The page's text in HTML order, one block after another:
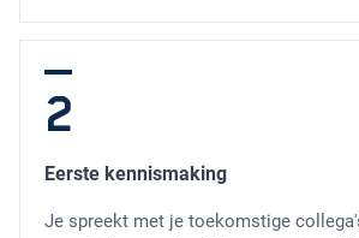
2
Eerste kennismaking
Je spreekt met je toekomstige